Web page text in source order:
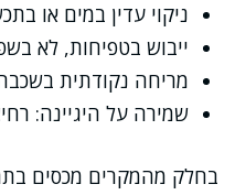
ניקוי עדין במים או
ייבוש בטפיחות, לא
מריחה נקודתית
שמירה על היגיינה:
בחלק מהמקרים מכסים